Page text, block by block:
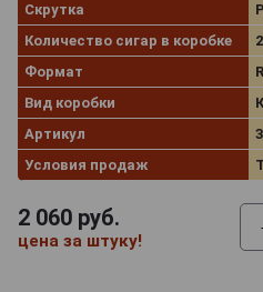
Скрутка
Количество сигар в коробке
Формат
Вид коробки
Артикул
Условия продаж
2 060 руб.
цена за штуку!